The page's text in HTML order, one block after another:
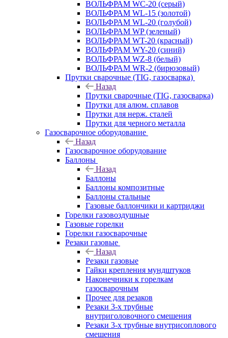
ВОЛЬФРАМ WC-20 (серый)
ВОЛЬФРАМ WL-15 (золотой)
ВОЛЬФРАМ WL-20 (голубой)
ВОЛЬФРАМ WP (зеленый)
ВОЛЬФРАМ WT-20 (красный)
ВОЛЬФРАМ WY-20 (синий)
ВОЛЬФРАМ WZ-8 (белый)
ВОЛЬФРАМ WR-2 (бирюзовый)
Прутки сварочные (TIG, газосварка)
Назад
Прутки сварочные (TIG, газосварка)
Прутки для алюм. сплавов
Прутки для нерж. сталей
Прутки для черного металла
Газосварочное оборудование
Назад
Газосварочное оборудование
Баллоны
Назад
Баллоны
Баллоны композитные
Баллоны стальные
Газовые баллончики и картриджи
Горелки газовоздушные
Газовые горелки
Горелки газосварочные
Резаки газовые
Назад
Резаки газовые
Гайки крепления мундштуков
Наконечники к горелкам
газосварочным
Прочее для резаков
Резаки 3-х трубные
внутриголовочного смешения
Резаки 3-х трубные внутрисоплового
смешения